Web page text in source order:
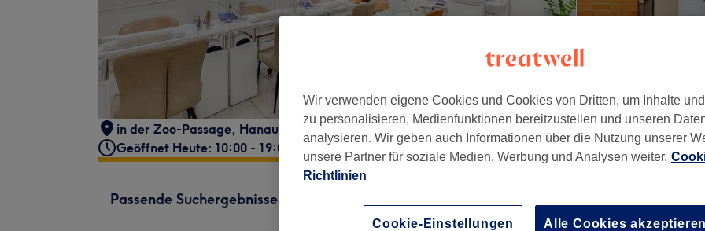
in der Zoo-Passage, Hanauer Landstraße 1, Innenstadt I, Frankfurt am Main
Geöffnet Heute: 10:00 - 19:00
Passende Suchergebnisse
Details anzeigen
Wir verwenden eigene Cookies und Cookies von Dritten, um Inhalte
zu personalisieren, Medienfunktionen bereitzustellen und unseren
analysieren. Wir geben auch Informationen über die Nutzung unserer
unsere Partner für soziale Medien, Werbung und Analysen weiter.
Richtlinien
Cookie-Einstellungen Alle Cookies